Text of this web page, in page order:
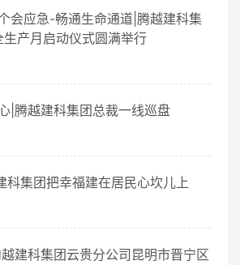
会应急-畅通生命通道|腾越建科集
产月启动仪式圆满举行
|腾越建科集团总裁一线巡盘
科集团把幸福建在居民心坎儿上
建科集团云贵分公司昆明市晋宁区